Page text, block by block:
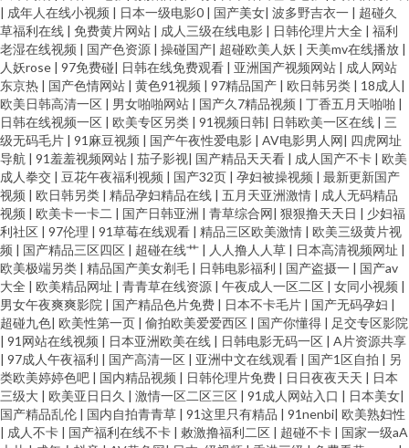
| 成年人在线小视频 | 日本一级电影0 | 国产美女| 波多野吉衣一 | 超碰久
草福利在线 | 免费黄片网站 | 成人三级在线电影 | 日韩伦理片大全 | 福利
老湿在线视频 | 国产色资源 | 操碰国产| 超碰欧美人妖 | 天美mv在线播放 |
人妖rose | 97免费碰| 日韩在线免费观看 | 亚洲国产视频网站 | 成人网站
东京热 | 国产色情网站 | 黄色91视频 | 97精品国产 | 欧日韩另类 | 18成人 |
欧美日韩高清一区 | 男女啪啪网站 | 国产久7精品视频 | 丁香五月天啪啪 |
日韩在线视频一区 | 欧美专区另类 | 91视频日韩| 日韩欧美一区在线 | 三
级无码毛片 | 91麻豆视频 | 国产午夜性爱电影 | AV电影男人网| 四虎网址
导航 | 91羞羞视频网站 | 茄子影视| 国产精品天天看 | 成人国产不卡 | 欧美
成人拳交 | 豆花午夜福利视频 | 国产32页 | 孕妇被操视频 | 最新更新国产
视频 | 欧日韩另类 | 精品孕妇精品在线 | 五月天亚洲激情 | 成人无码精品
视频 | 欧美卡一卡二 | 国产日韩亚洲 | 青草综合网| 狠狠撸天天日 | 少妇福
利社区 | 97伦理 | 91草莓在线观看 | 精品三区欧美激情 | 欧美三级黄片视
频 | 国产精品三区四区 | 超碰在线艹 | 人人撸人人草 | 日本高清视频网址 |
欧美极端另类 | 精品国产美女剃毛 | 日韩电影福利 | 国产盗摄一 | 国产av
大全 | 欧美精品网址 | 青青草在线资源 | 午夜成人一区二区 | 女同小视频 |
男女午夜爽爽影院 | 国产精品色片免费 | 日本不卡毛片 | 国产无码孕妇 |
超碰九色| 欧美性第一页 | 偷拍欧美爱爱西区 | 国产你懂得 | 足交专区影院
| 91网站在线视频 | 日本亚洲欧美在线 | 日韩电影无码一区 | A片资源共享
| 97成人午夜福利 | 国产高清一区 | 亚洲中文在线观看 | 国产1区自拍 | 另
类欧美婷婷色吧 | 国内精品视频 | 日韩伦理片免费 | 日日夜夜天天 | 日本
三级大 | 欧美亚日日久 | 激情一区二区三区 | 91成人网站入口 | 日本美女|
国产精品乱伦 | 国内自拍青青草 | 91这里只有精品 | 91nenbi| 欧美熟妇性
| 成人不卡 | 国产福利在线不卡 | 敕激撸福利二区 | 超碰不卡 | 国家一级aA